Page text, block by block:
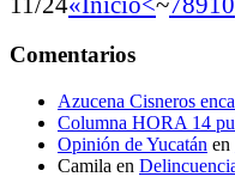
Comentarios
Azucena Cisneros
Columna HORA 14
Opinión de Yucatán en
Camila en